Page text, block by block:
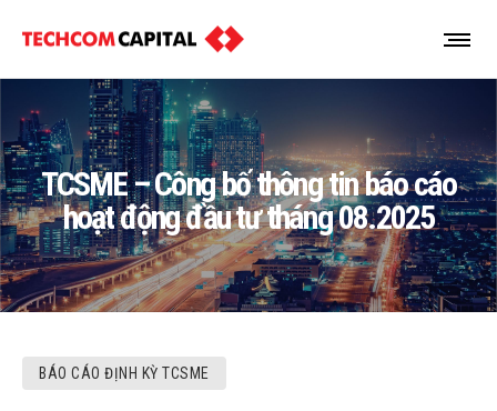
TCSME – Công bố thông tin báo cáo
hoạt động đầu tư tháng 08.2025
BÁO CÁO ĐỊNH KỲ TCSME